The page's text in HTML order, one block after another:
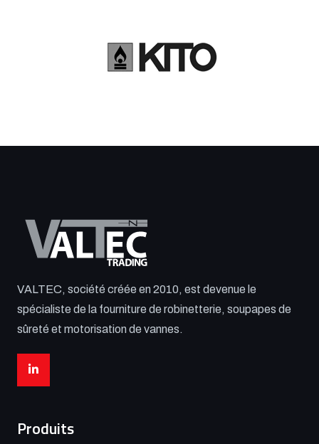
VALTEC, société créée en 2010, est devenue le
spécialiste de la fourniture de robinetterie, soupapes de
sûreté et motorisation de vannes.
Produits